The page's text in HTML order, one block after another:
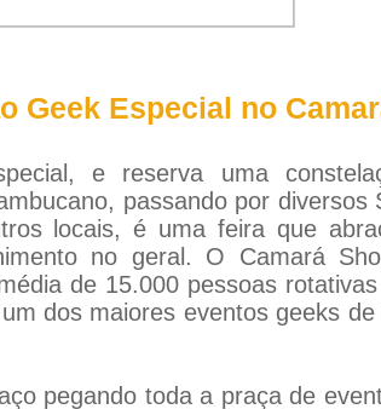
Geek Especial no
e reserva uma
passando por diversos
locais, é uma feira que
no geral. O Camará
de 15.000 pessoas
dos maiores eventos geeks
pegando toda a praça de